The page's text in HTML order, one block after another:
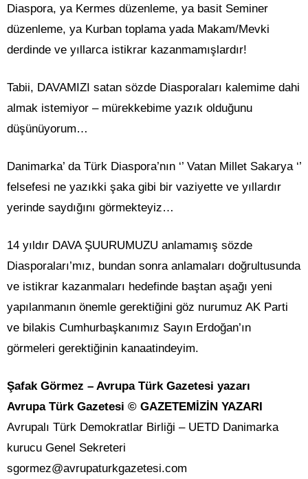
Diaspora, ya Kermes düzenleme, ya basit Seminer
düzenleme, ya Kurban toplama yada Makam/Mevki
derdinde ve yıllarca istikrar kazanmamışlardır!
Tabii, DAVAMIZI satan sözde Diasporaları kalemime dahi
almak istemiyor – mürekkebime yazık olduğunu
düşünüyorum…
Danimarka’ da Türk Diaspora’nın ‘’ Vatan Millet Sakarya ‘’
felsefesi ne yazıkki şaka gibi bir vaziyette ve yıllardır
yerinde saydığını görmekteyiz…
14 yıldır DAVA ŞUURUMUZU anlamamış sözde
Diasporaları’mız, bundan sonra anlamaları doğrultusunda
ve istikrar kazanmaları hedefinde baştan aşağı yeni
yapılanmanın önemle gerektiğini göz nurumuz AK Parti
ve bilakis Cumhurbaşkanımız Sayın Erdoğan’ın
görmeleri gerektiğinin kanaatindeyim.
Şafak Görmez – Avrupa Türk Gazetesi yazarı
Avrupa Türk Gazetesi © GAZETEMİZİN YAZARI
Avrupalı Türk Demokratlar Birliği – UETD Danimarka
kurucu Genel Sekreteri
sgormez@avrupaturkgazetesi.com